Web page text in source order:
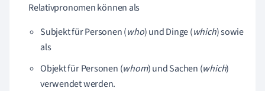
Relativpronomen können als
Subjekt für Personen (who)und Dinge (which) sowie
als
Objekt für Personen (whom) und Sachen (which)
verwendet werden.